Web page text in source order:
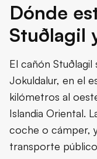
Dónde
Stuðlagil
El cañón
Jokuldalur, en el
kilómetros al
Islandia Oriental.
coche o cámper,
transporte